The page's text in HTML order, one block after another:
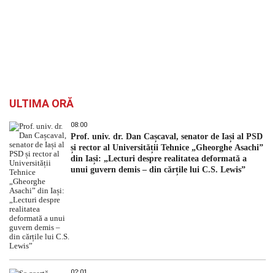
ULTIMA ORĂ
08:00
Prof. univ. dr. Dan Cașcaval, senator de Iași al PSD
și rector al Universității Tehnice „Gheorghe Asachi”
din Iași: „Lecturi despre realitatea deformată a
unui guvern demis – din cărțile lui C.S. Lewis”